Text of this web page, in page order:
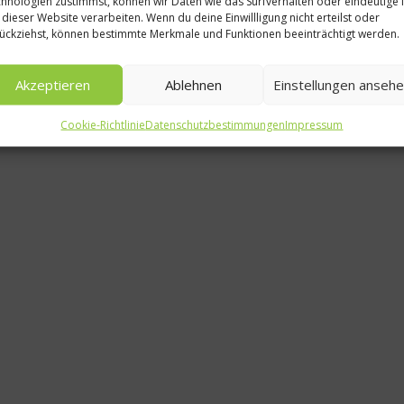
dieser Website verarbeiten. Wenn du deine Einwillligung nicht erteilst oder
können bestimmte Merkmale und Funktionen beeinträchtigt werden.
Akzeptieren Ablehnen Einstellungen
Cookie-RichtlinieDatenschutzbestimmungenImpressum